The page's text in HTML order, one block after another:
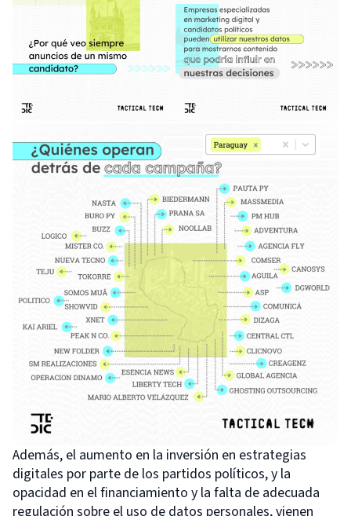
Además, el aumento en la inversión en estrategias
digitales por parte de los partidos políticos, y la
opacidad en el financiamiento y la falta de adecuada
regulación sobre el uso de datos personales, vienen